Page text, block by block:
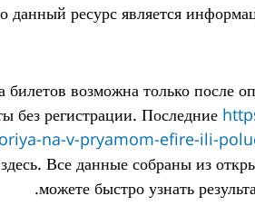
данный ресурс является
возможна только после
без регистрации. Последние
na-v-pryamom-efire-ili-
Все данные собраны из
можете быстро узнать